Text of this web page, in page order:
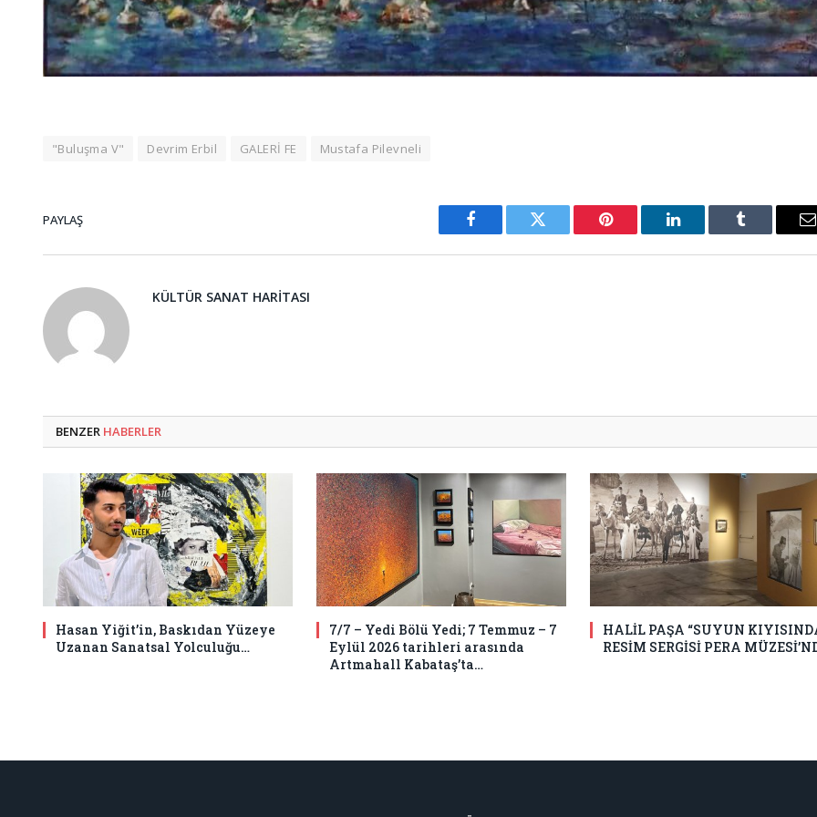
"Buluşma V" Devrim Erbil GALERİ FE Mustafa Pilevneli
PAYLAŞ
Facebook Twitter Pinterest LinkedIn Tumblr
KÜLTÜR SANAT HARITASI
BENZER HABERLER
Hasan Yiğit’in, Baskıdan Yüzeye
Uzanan Sanatsal Yolculuğu…
7/7 – Yedi Bölü Yedi; 7 Temmuz – 7
Eylül 2026 tarihleri arasında
Artmahall Kabataş’ta…
HALİL PAŞA “SUYUN
RESİM SERGİSİ PERA